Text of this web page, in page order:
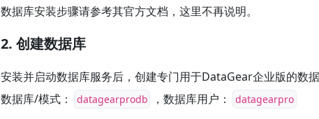
数据库安装步骤请参考其官方文档，这里不再说明。
2. 创建数据库
安装并启动数据库服务后，创建专门用于DataGear企业版的数据
数据库/模式：
datagearprodb ，数据库用户： datagearpro